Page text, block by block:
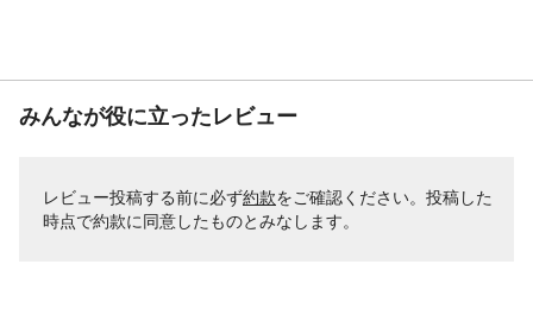
みんなが役に立ったレビュー
レビュー投稿する前に必ず約款をご確認ください。投稿した
時点で約款に同意したものとみなします。